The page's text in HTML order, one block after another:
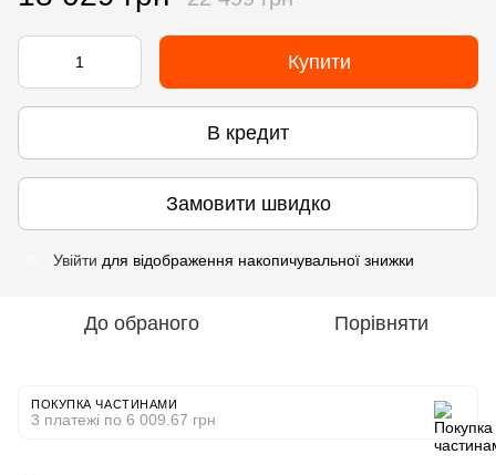
Купити
В кредит
Замовити швидко
Увійти для відображення накопичувальної знижки
До обраного Порівняти
ПОКУПКА ЧАСТИНАМИ
3 платежі по 6 009.67 грн